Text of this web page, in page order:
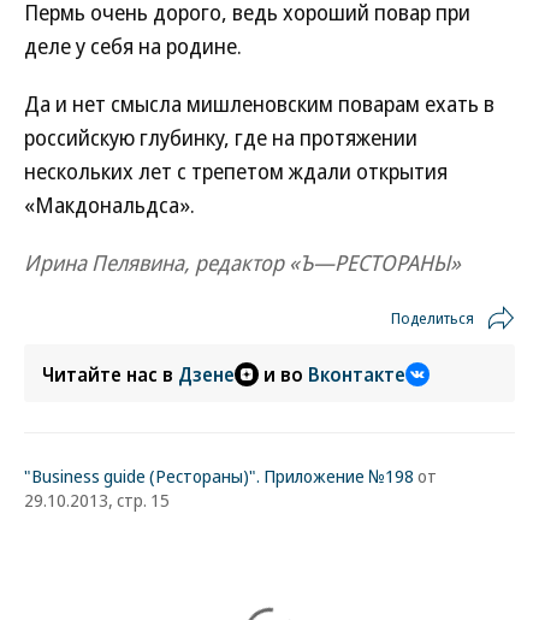
Пермь очень дорого, ведь хороший повар при
деле у себя на родине.
Да и нет смысла мишленовским поварам ехать в
российскую глубинку, где на протяжении
нескольких лет с трепетом ждали открытия
«Макдональдса».
Ирина Пелявина, редактор «Ъ—РЕСТОРАНЫ»
Поделиться
Читайте нас в Дзене и во Вконтакте
"Business guide (Рестораны)". Приложение №198 от
29.10.2013, стр. 15